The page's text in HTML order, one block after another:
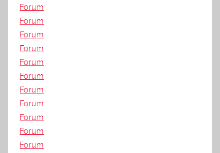
Forum
Forum
Forum
Forum
Forum
Forum
Forum
Forum
Forum
Forum
Forum